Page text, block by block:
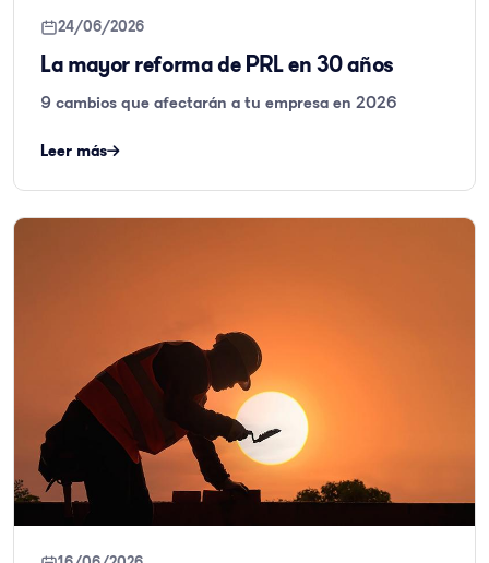
24/06/2026
La mayor reforma de PRL en 30 años
9 cambios que afectarán a tu empresa en 2026
Leer más